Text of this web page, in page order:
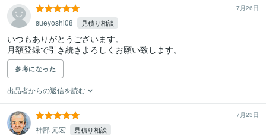
7月26日
sueyoshi08 見積り相談
いつもありがとうございます。
月額登録で引き続きよろしくお願い致します。
参考になった
出品者からの返信を読む
7月23日
神部 元宏 見積り相談